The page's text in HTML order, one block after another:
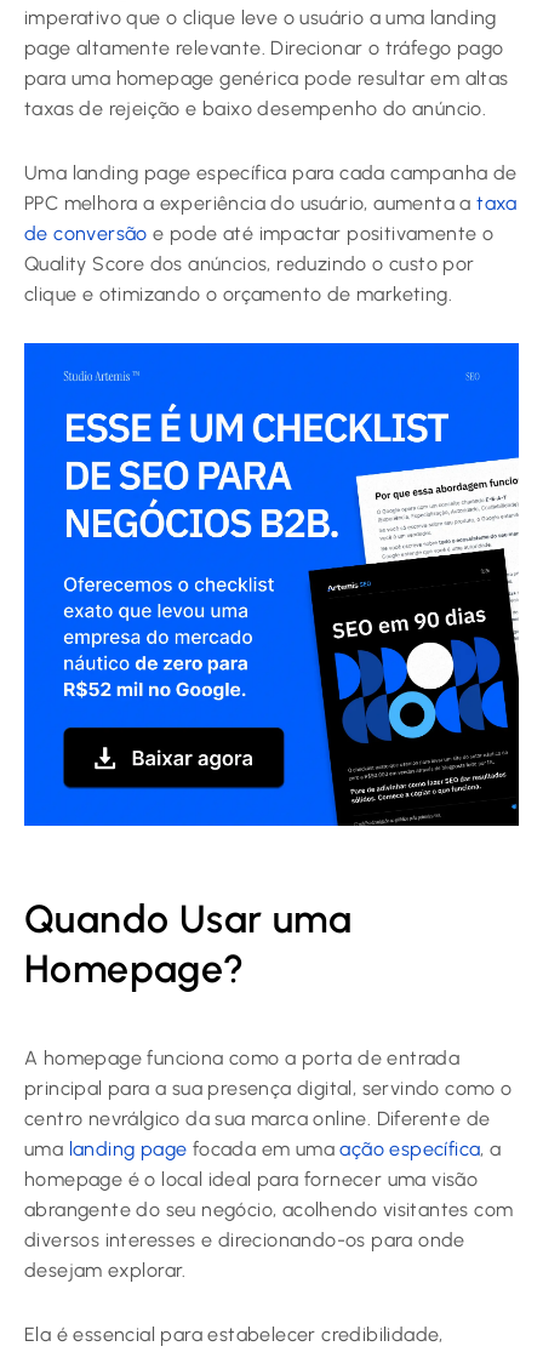
imperativo que o clique leve o usuário a uma landing
page altamente relevante. Direcionar o tráfego pago
para uma homepage genérica pode resultar em altas
taxas de rejeição e baixo desempenho do anúncio.
Uma landing page específica para cada campanha de
PPC melhora a experiência do usuário, aumenta ataxa
de conversão e pode até impactar positivamente o
Quality Score dos anúncios, reduzindo o custo por
clique e otimizando o orçamento de marketing.
Quando Usar uma
Homepage?
A homepage funciona como a porta de entrada
principal para a sua presença digital, servindo como o
centro nevrálgico da sua marca online. Diferente de
uma landing page focada em umaação específica, a
homepage é o local ideal para fornecer uma visão
abrangente do seu negócio, acolhendo visitantes com
diversos interesses e direcionando-os para onde
desejam explorar.
Ela é essencial para estabelecer credibilidade,